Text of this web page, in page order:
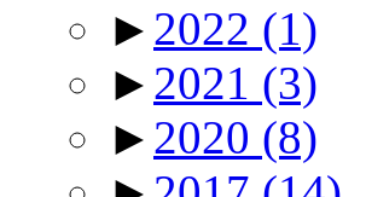
► 2022 (1)
► 2021 (3)
► 2020 (8)